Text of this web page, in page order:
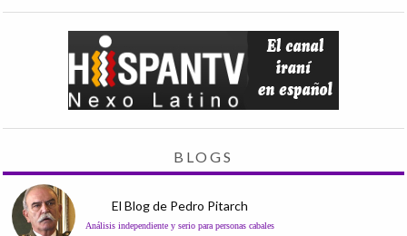
BLOGS
El Blog de Pedro Pitarch
Análisis independiente y serio para personas cabales